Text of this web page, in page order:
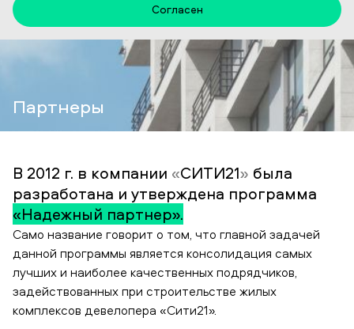
Партнеры
В 2012 г. в компании «СИТИ21» была
разработана и утверждена программа
«Надежный партнер».
Само название говорит о том, что главной задачей
данной программы является консолидация самых
лучших и наиболее качественных подрядчиков,
задействованных при строительстве жилых
комплексов девелопера «Сити21».
Согласен